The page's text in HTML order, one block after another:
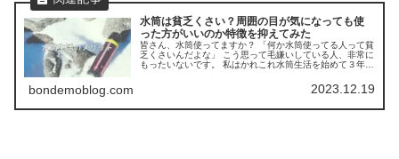
水筒は貧乏くさい？周囲の目が気になっても使
った方がいいのか特徴を抑えてみた
皆さん、水筒使ってますか？ 「何か水筒使ってる人って貧
乏くさいんだよな」 こう思って毛嫌いしている人、非常に
もったいないです。 私はかれこれ水筒生活を始めて３年以
いますし、皆さんにもぜひ取り入れてもらいたいと思い、
bondemoblog.com 2023.12.19